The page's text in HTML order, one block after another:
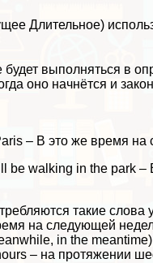
Длительное)
будет выполняться в
оно начнётся и
– В это же время
be walking in the park –
такие
на следующей
in the
– на протяжении